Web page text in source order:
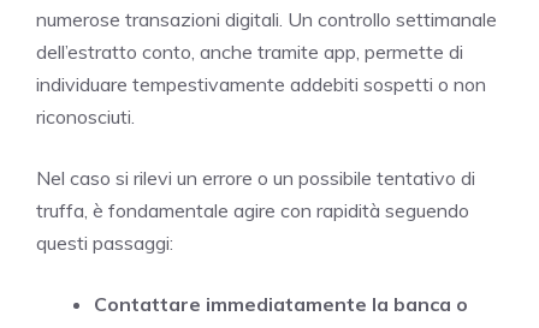
numerose transazioni digitali. Un controllo settimanale
dell’estratto conto, anche tramite app, permette di
individuare tempestivamente addebiti sospetti o non
riconosciuti.
Nel caso si rilevi un errore o un possibile tentativo di
truffa, è fondamentale agire con rapidità seguendo
questi passaggi:
Contattare immediatamente la banca o